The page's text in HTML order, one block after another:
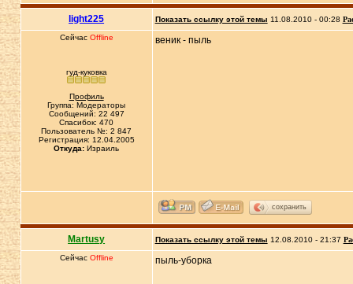
light225 Показать ссылку этой темы 11.08.2010 - 00:28
Сейчас Offline
гуд-куковка
Профиль
Группа: Модераторы
Сообщений: 22 497
Спасибок: 470
Пользователь №: 2 847
Регистрация: 12.04.2005
Откуда: Израиль
веник - пыль
сохранить
Martusy Показать ссылку этой темы 12.08.2010 - 21:37
Сейчас Offline пыль-уборка